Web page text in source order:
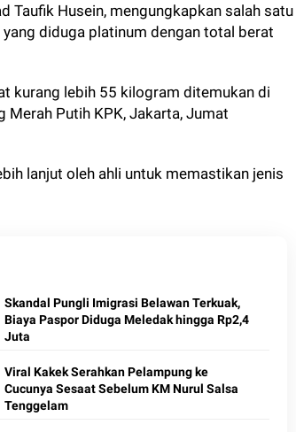
Taufik Husein, mengungkapkan salah satu
diduga platinum dengan total berat
kurang lebih 55 kilogram ditemukan di
Merah Putih KPK, Jakarta, Jumat
lanjut oleh ahli untuk memastikan jenis
Skandal Pungli Imigrasi Belawan Terkuak,
Biaya Paspor Diduga Meledak hingga Rp2,4
Juta
Viral Kakek Serahkan Pelampung ke
Cucunya Sesaat Sebelum KM Nurul Salsa
Tenggelam